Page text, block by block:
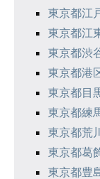
東京都江
東京都江
東京都渋
東京都港
東京都目
東京都練
東京都荒
東京都葛
東京都豊